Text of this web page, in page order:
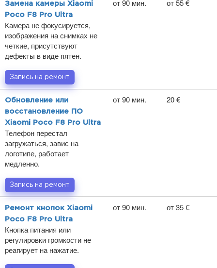
Замена камеры Xiaomi
Poco F8 Pro Ultra
Камера не фокусируется,
изображения на снимках не
четкие, присутствуют
дефекты в виде пятен.
от 90 мин. от 55 €
Запись на ремонт
Обновление или
восстановление ПО
Xiaomi Poco F8 Pro Ultra
Телефон перестал
загружаться, завис на
логотипе, работает
медленно.
от 90 мин. 20 €
Запись на ремонт
Ремонт кнопок Xiaomi
Poco F8 Pro Ultra
Кнопка питания или
регулировки громкости не
реагирует на нажатие.
от 90 мин. от 35 €